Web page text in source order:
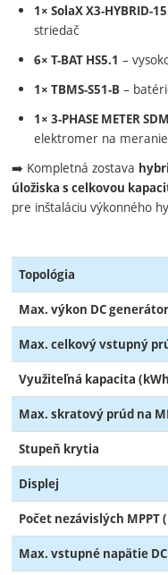
1× SolaX X3-HYBRID-
striedač
6× T-BAT HS5.1 –
1× TBMS-S51-B –
1× 3-PHASE METER
elektromer na
➡️ Kompletná zostava
úložiska s celkovou
pre inštaláciu výkonného
Topológia
Max. výkon DC
Max. celkový vstupný
Využiteľná kapacita
Max. skratový prúd na
Stupeň krytia
Displej
Počet nezávislých MPPT
Max. vstupné napätie DC